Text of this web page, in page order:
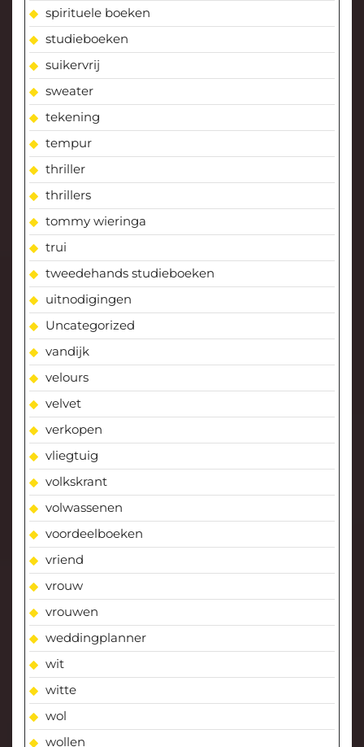
spirituele boeken
studieboeken
suikervrij
sweater
tekening
tempur
thriller
thrillers
tommy wieringa
trui
tweedehands studieboeken
uitnodigingen
Uncategorized
vandijk
velours
velvet
verkopen
vliegtuig
volkskrant
volwassenen
voordeelboeken
vriend
vrouw
vrouwen
weddingplanner
wit
witte
wol
wollen